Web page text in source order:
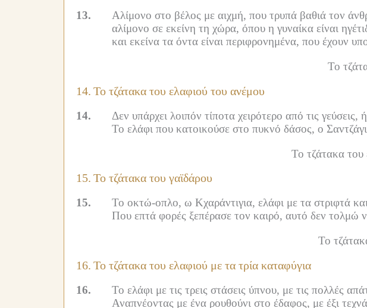
13.
Αλίμονο στο βέλος με αιχμή, που τρυπά βαθιά τον
αλίμονο σε εκείνη τη χώρα, όπου η γυναίκα είναι
και εκείνα τα όντα είναι περιφρονημένα, που έχουν
Το
14. Το τζάτακα του ελαφιού του ανέμου
14.
Δεν υπάρχει λοιπόν τίποτα χειρότερο από τις γεύσεις,
Το ελάφι που κατοικούσε στο πυκνό δάσος, ο
Το τζάτακα του
15. Το τζάτακα του γαϊδάρου
15.
Το οκτώ-οπλο, ω Κχαράντιγια, ελάφι με τα στριφτά
Που επτά φορές ξεπέρασε τον καιρό, αυτό δεν τολμώ
Το
16. Το τζάτακα του ελαφιού με τα τρία καταφύγια
16.
Το ελάφι με τις τρεις στάσεις ύπνου, με τις πολλές
Αναπνέοντας με ένα ρουθούνι στο έδαφος, με έξι